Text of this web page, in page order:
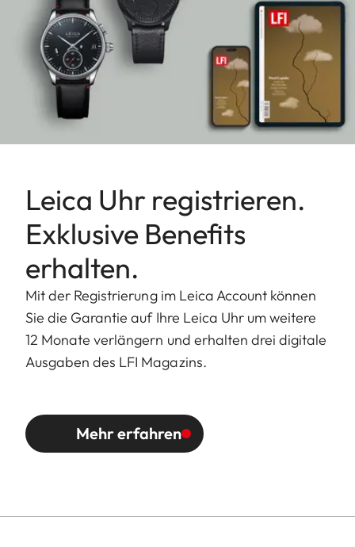
Leica Uhr registrieren.
Exklusive Benefits
erhalten.
Mit der Registrierung im Leica Account können
Sie die Garantie auf Ihre Leica Uhr um weitere
12 Monate verlängern und erhalten drei digitale
Ausgaben des LFI Magazins.
Mehr erfahren